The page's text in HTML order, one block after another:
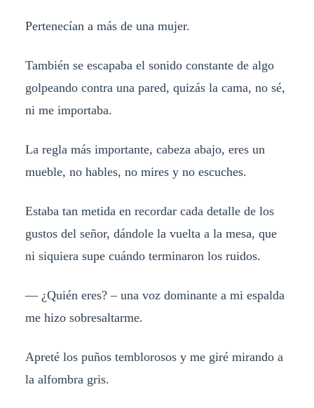
Pertenecían a más de una mujer.
También se escapaba el sonido constante de algo
golpeando contra una pared, quizás la cama, no sé,
ni me importaba.
La regla más importante, cabeza abajo, eres un
mueble, no hables, no mires y no escuches.
Estaba tan metida en recordar cada detalle de los
gustos del señor, dándole la vuelta a la mesa, que
ni siquiera supe cuándo terminaron los ruidos.
— ¿Quién eres? – una voz dominante a mi espalda
me hizo sobresaltarme.
Apreté los puños temblorosos y me giré mirando a
la alfombra gris.